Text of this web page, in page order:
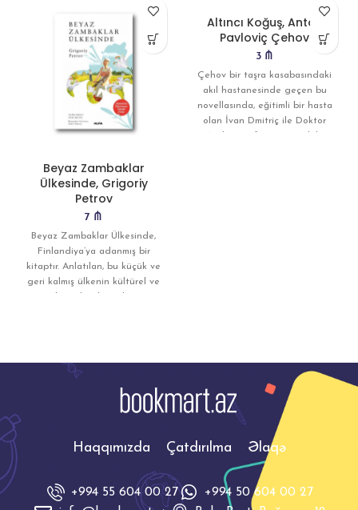
Beyaz Zambaklar
Ülkesinde, Grigoriy
Petrov
7 ₼
Beyaz Zambaklar Ülkesinde,
Finlandiya’ya adanmış bir
kitaptır. Anlatılan, bu küçük ve
geri kalmış ülkenin kültürel ve
Altıncı Koğuş, Anton
Pavloviç Çehov
3 ₼
Çehov bir taşra kasabasındaki
akıl hastanesinde geçen bu
novellasında, eğitimli bir hasta
olan İvan Dmitriç ile Doktor
Haqqımızda Çatdırılma Əlaqə
+994 55 604 00 27
+994 50 604 00 27